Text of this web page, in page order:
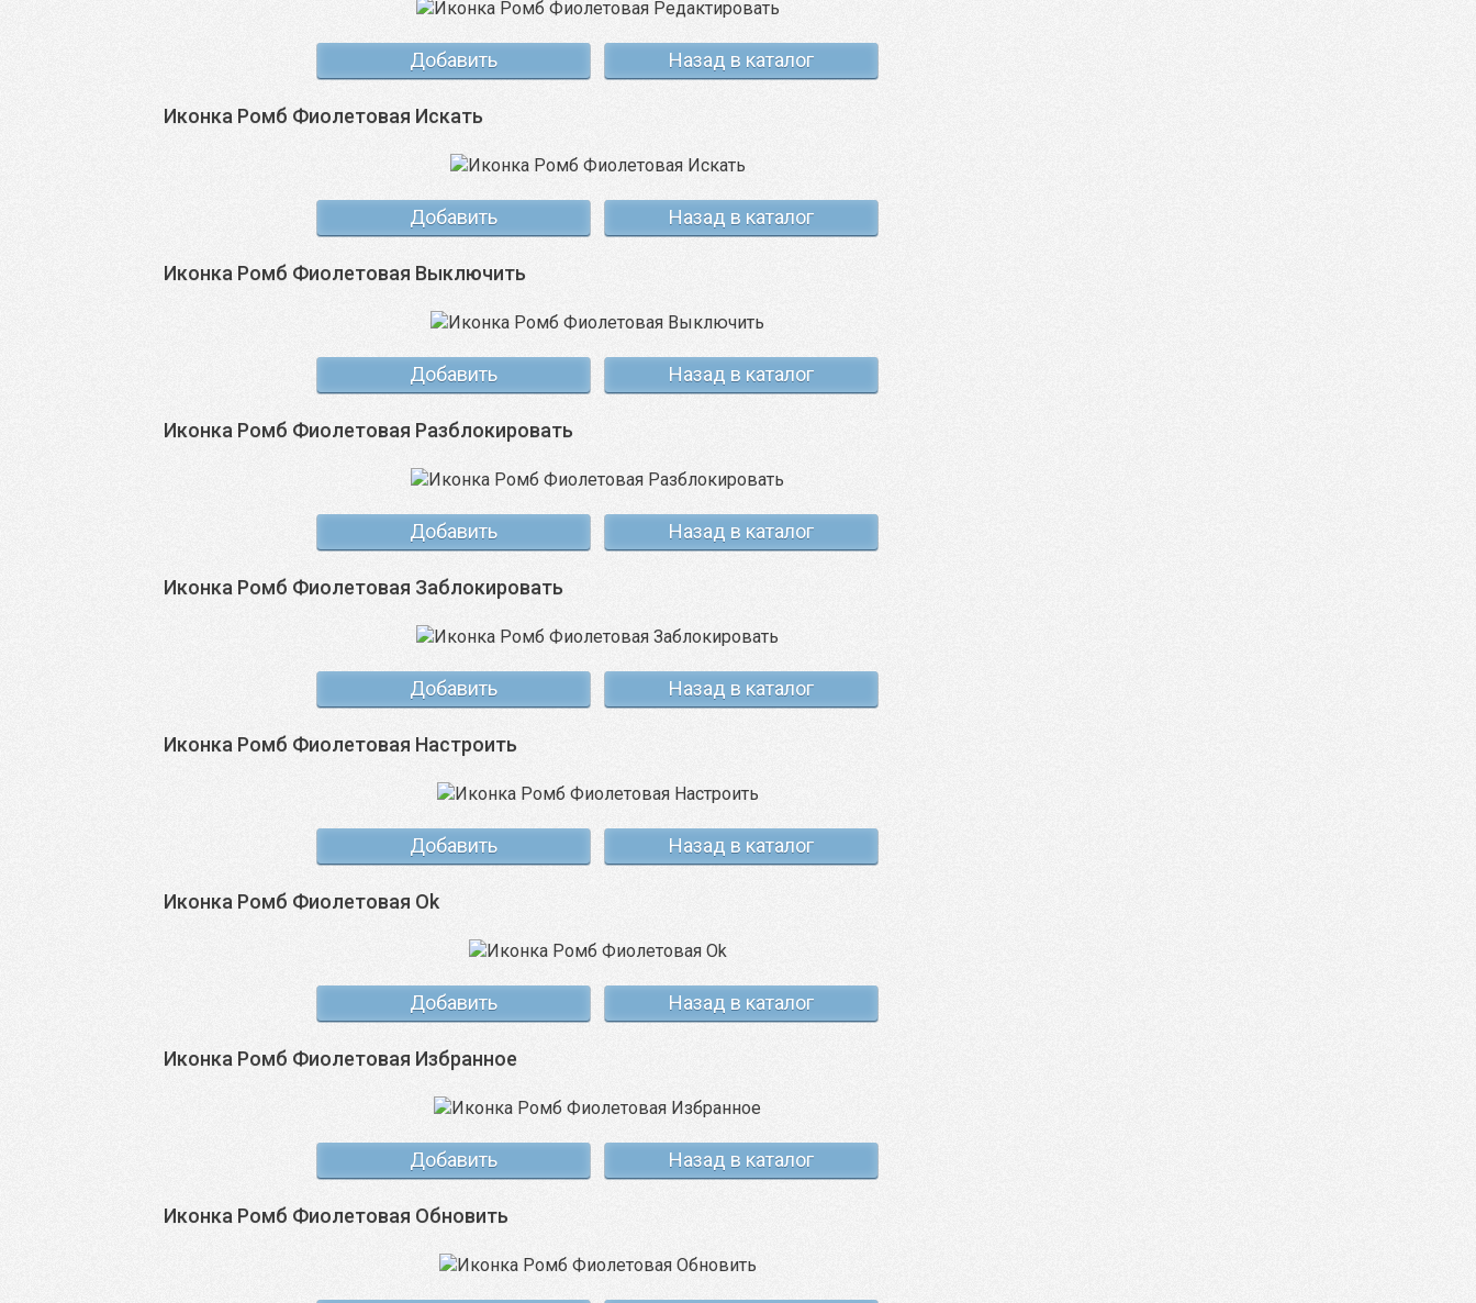
Добавить Назад в каталог
Иконка Ромб Фиолетовая Искать
Добавить Назад в каталог
Иконка Ромб Фиолетовая Выключить
Добавить Назад в каталог
Иконка Ромб Фиолетовая Разблокировать
Добавить Назад в каталог
Иконка Ромб Фиолетовая Заблокировать
Добавить Назад в каталог
Иконка Ромб Фиолетовая Настроить
Добавить Назад в каталог
Иконка Ромб Фиолетовая Ok
Добавить Назад в каталог
Иконка Ромб Фиолетовая Избранное
Добавить Назад в каталог
Иконка Ромб Фиолетовая Обновить